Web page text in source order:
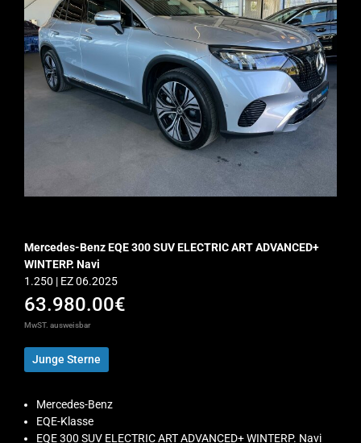
Mercedes-Benz EQE 300 SUV ELECTRIC ART ADVANCED+
WINTERP. Navi
1.250 | EZ 06.2025
63.980.00€
MwST. ausweisbar
Junge Sterne
Mercedes-Benz
EQE-Klasse
EQE 300 SUV ELECTRIC ART ADVANCED+ WINTERP. Navi